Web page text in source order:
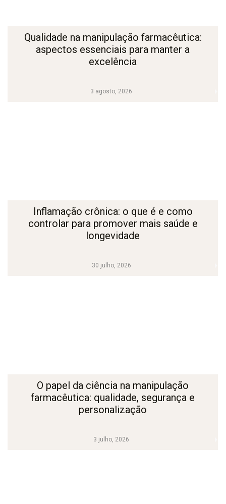
3 agosto, 2026
Qualidade na manipulação farmacêutica:
aspectos essenciais para manter a
excelência
30 julho, 2026
Inflamação crônica: o que é e como
controlar para promover mais saúde e
longevidade
3 julho, 2026
O papel da ciência na manipulação
farmacêutica: qualidade, segurança e
personalização